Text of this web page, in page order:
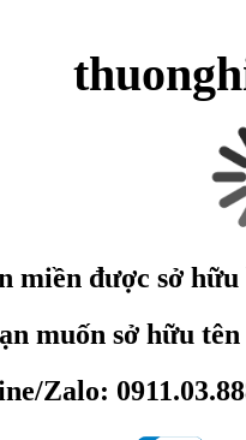
miền được sở hữu
muốn sở hữu
Zalo: